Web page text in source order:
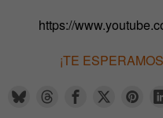
https://
¡TE